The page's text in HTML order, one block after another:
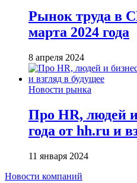
Рынок труда в
марта 2024 года
8 апреля 2024
Новости рынка
Про HR, людей
года от hh.ru и
11 января 2024
Новости компаний